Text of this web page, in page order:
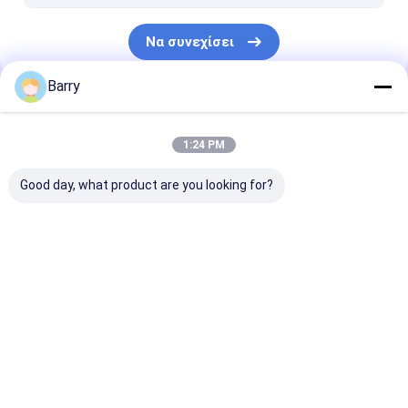
Να συνεχίσει
Οι Κατηγορίες Μας
Barry
1:24 PM
Good day, what product are you looking for?